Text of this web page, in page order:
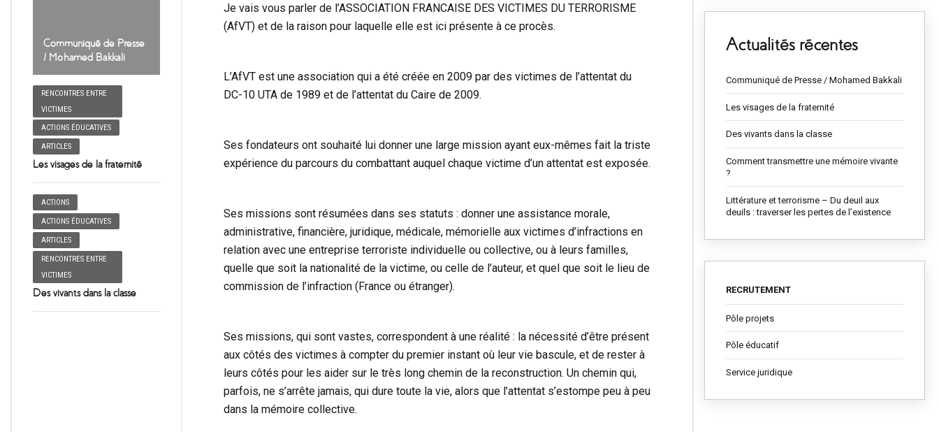
Communiqué de Presse
/ Mohamed Bakkali
RENCONTRES ENTRE
VICTIMES
ACTIONS ÉDUCATIVES
ARTICLES
Les visages de la fraternité
ACTIONS
ACTIONS ÉDUCATIVES
ARTICLES
RENCONTRES ENTRE
VICTIMES
Des vivants dans la classe
Je vais vous parler de l’ASSOCIATION FRANCAISE DES VICTIMES DU TERRORISME
(AfVT) et de la raison pour laquelle elle est ici présente à ce procès.
L’AfVT est une association qui a été créée en 2009 par des victimes de l’attentat du
DC-10 UTA de 1989 et de l’attentat du Caire de 2009.
Ses fondateurs ont souhaité lui donner une large mission ayant eux-mêmes fait la triste
expérience du parcours du combattant auquel chaque victime d’un attentat est exposée.
Ses missions sont résumées dans ses statuts : donner une assistance morale,
administrative, financière, juridique, médicale, mémorielle aux victimes d’infractions en
relation avec une entreprise terroriste individuelle ou collective, ou à leurs familles,
quelle que soit la nationalité de la victime, ou celle de l’auteur, et quel que soit le lieu de
commission de l’infraction (France ou étranger).
Ses missions, qui sont vastes, correspondent à une réalité : la nécessité d’être présent
aux côtés des victimes à compter du premier instant où leur vie bascule, et de rester à
leurs côtés pour les aider sur le très long chemin de la reconstruction. Un chemin qui,
parfois, ne s’arrête jamais, qui dure toute la vie, alors que l’attentat s’estompe peu à peu
dans la mémoire collective.
Actualités récentes
Communiqué de Presse / Mohamed Bakkali
Les visages de la fraternité
Des vivants dans la classe
Comment transmettre une mémoire vivante
?
Littérature et terrorisme – Du deuil aux
deuils : traverser les pertes de l’existence
RECRUTEMENT
Pôle projets
Pôle éducatif
Service juridique